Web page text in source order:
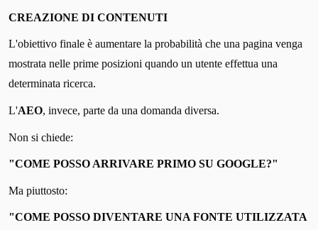
CREAZIONE DI CONTENUTI
L'obiettivo finale è aumentare la probabilità che una pagina venga
mostrata nelle prime posizioni quando un utente effettua una
determinata ricerca.
L'AEO, invece, parte da una domanda diversa.
Non si chiede:
"COME POSSO ARRIVARE PRIMO SU GOOGLE?"
Ma piuttosto:
"COME POSSO DIVENTARE UNA FONTE UTILIZZATA